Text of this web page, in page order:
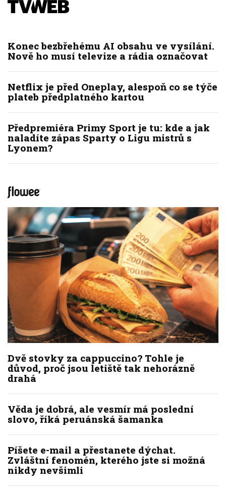
Konec bezbřehému AI obsahu ve vysílání.
Nově ho musí televize a rádia označovat
Netflix je před Oneplay, alespoň co se týče
plateb předplatného kartou
Předpremiéra Primy Sport je tu: kde a jak
naladíte zápas Sparty o Ligu mistrů s
Lyonem?
Dvě stovky za cappuccino? Tohle je
důvod, proč jsou letiště tak nehorázně
drahá
Věda je dobrá, ale vesmír má poslední
slovo, říká peruánská šamanka
Píšete e-mail a přestanete dýchat.
Zvláštní fenomén, kterého jste si možná
nikdy nevšimli